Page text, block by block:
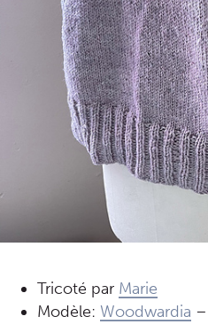
Tricoté par Marie
Modèle:Woodwardia –